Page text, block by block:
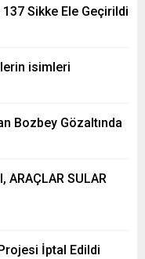
Sikke Ele Geçirildi
isimleri
Bozbey Gözaltında
ARAÇLAR SULAR
İptal Edildi